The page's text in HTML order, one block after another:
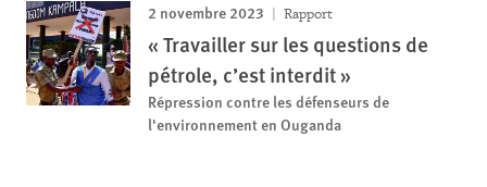
2 novembre 2023 Rapport
« Travailler sur les questions de
pétrole, c’est interdit »
Répression contre les défenseurs de
l'environnement en Ouganda